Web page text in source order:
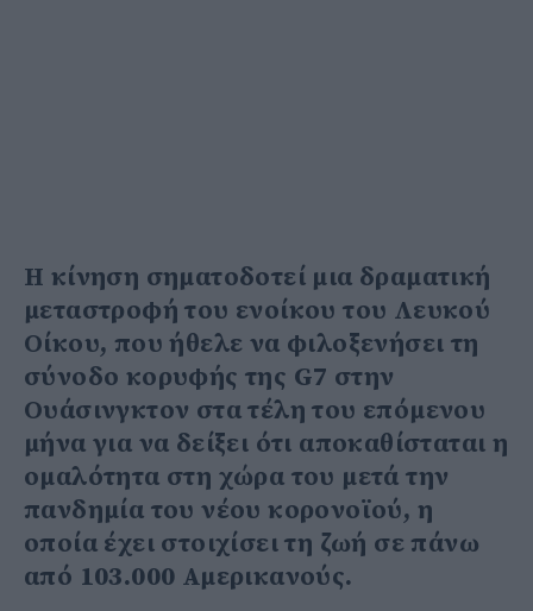
Η κίνηση σηματοδοτεί μια δραματική
μεταστροφή του ενοίκου του Λευκού
Οίκου, που ήθελε να φιλοξενήσει τη
σύνοδο κορυφής της G7 στην
Ουάσινγκτον στα τέλη του επόμενου
μήνα για να δείξει ότι αποκαθίσταται η
ομαλότητα στη χώρα του μετά την
πανδημία του νέου κορονοϊού, η
οποία έχει στοιχίσει τη ζωή σε πάνω
από 103.000 Αμερικανούς.